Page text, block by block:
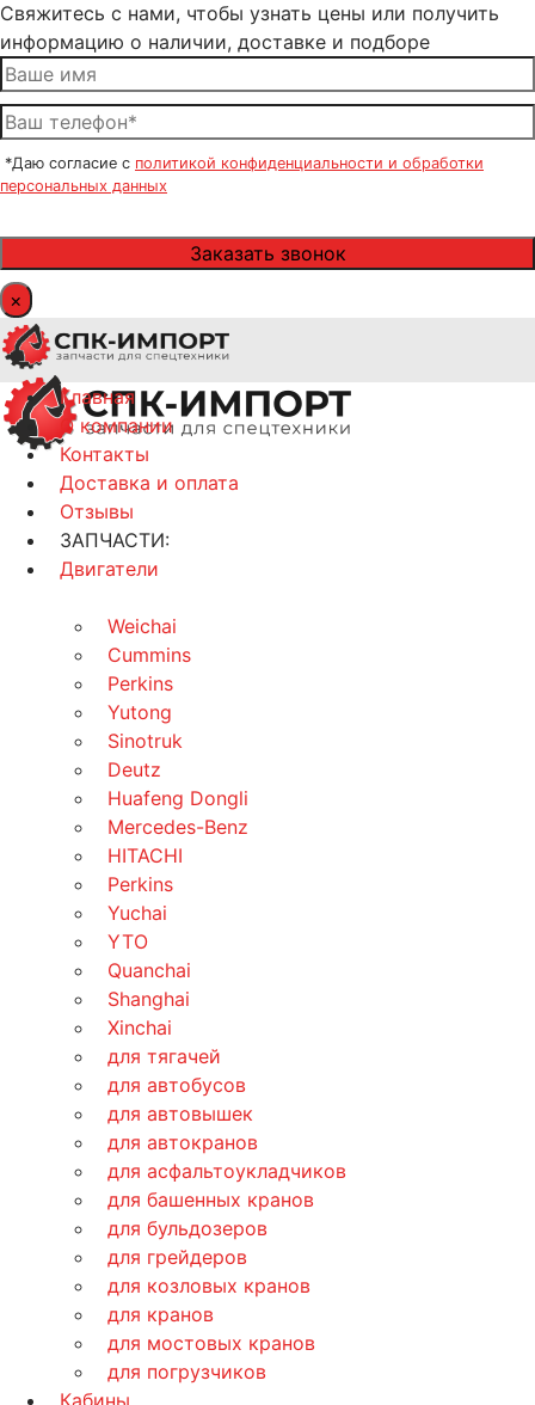
Свяжитесь с нами, чтобы узнать цены или получить
информацию о наличии, доставке и подборе
*Даю согласие с политикой конфиденциальности и обработки
персональных данных
×
Главная
О компании
Контакты
Доставка и оплата
Отзывы
ЗАПЧАСТИ:
Двигатели
Weichai
Cummins
Perkins
Yutong
Sinotruk
Deutz
Huafeng Dongli
Mercedes-Benz
HITACHI
Perkins
Yuchai
YTO
Quanchai
Shanghai
Xinchai
для тягачей
для автобусов
для автовышек
для автокранов
для асфальтоукладчиков
для башенных кранов
для бульдозеров
для грейдеров
для козловых кранов
для кранов
для мостовых кранов
для погрузчиков
Кабины